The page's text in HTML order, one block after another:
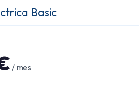
Basic
/ mes